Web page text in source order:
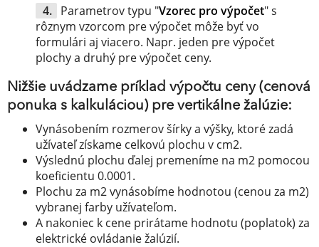
Parametrov typu "Vzorec pro výpočet" s
rôznym vzorcom pre výpočet môže byť vo
formulári aj viacero. Napr. jeden pre výpočet
plochy a druhý pre výpočet ceny.
Nižšie uvádzame príklad výpočtu ceny (cenová
ponuka s kalkuláciou) pre vertikálne žalúzie:
Vynásobením rozmerov šírky a výšky, ktoré zadá
užívateľ získame celkovú plochu v cm2.
Výslednú plochu ďalej premeníme na m2 pomocou
koeficientu 0.0001.
Plochu za m2 vynásobíme hodnotou (cenou za m2)
vybranej farby užívateľom.
A nakoniec k cene prirátame hodnotu (poplatok) za
elektrické ovládanie žalúzií.